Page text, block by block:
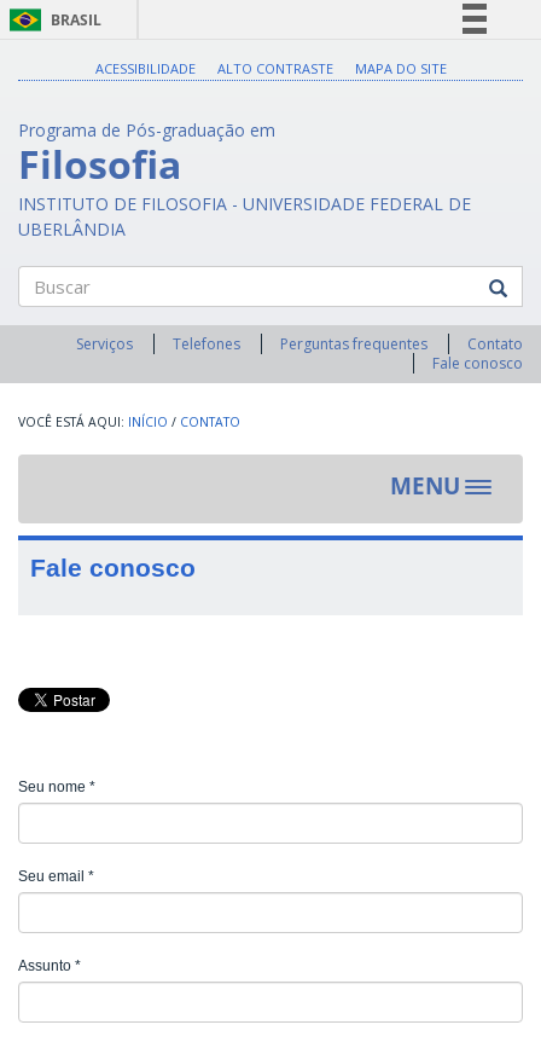
BRASIL
Legislação
ACESSIBILIDADE ALTO CONTRASTE MAPA DO SITE
Programa de Pós-graduação em
Filosofia
INSTITUTO DE FILOSOFIA - UNIVERSIDADE FEDERAL DE
UBERLÂNDIA
Buscar
Serviços Telefones Perguntas frequentes
Contato
Fale conosco
INÍCIO / CONTATO
MENU
Toggle
Fale conosco
Seu nome *
Seu email *
Assunto *